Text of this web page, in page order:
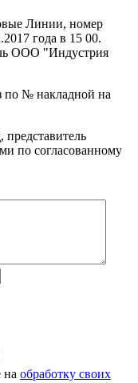
Линии, номер
года в 15 00.
ООО "Индустрия
по № накладной на
по согласованному
на обработку своих